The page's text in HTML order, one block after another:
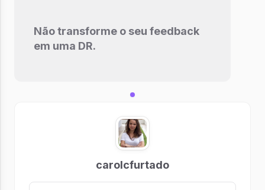
Não transforme o seu feedback
em uma DR.
carolcfurtado